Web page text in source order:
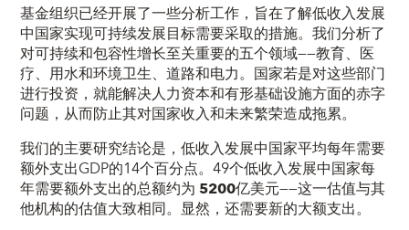
基金组织已经开展了一些分析工作，旨在了解低收入发展
中国家实现可持续发展目标需要采取的措施。我们分析了
对可持续和包容性增长至关重要的五个领域——教育、医
疗、用水和环境卫生、道路和电力。国家若是对这些部门
进行投资，就能解决人力资本和有形基础设施方面的赤字
问题，从而防止其对国家收入和未来繁荣造成拖累。
我们的主要研究结论是，低收入发展中国家平均每年需要
额外支出GDP的14个百分点。49个低收入发展中国家每
年需要额外支出的总额约为5200亿美元——这一估值与其
他机构的估值大致相同。显然，还需要新的大额支出。